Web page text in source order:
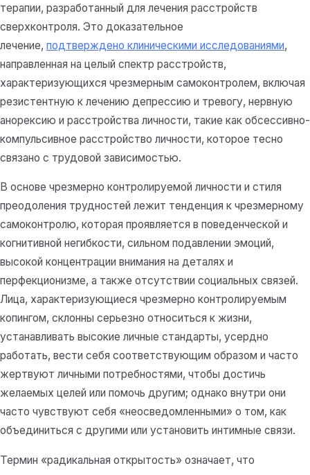
терапии, разработанный для лечения расстройств
сверхконтроля. Это доказательное
лечение, подтверждено клиническими исследованиями,
направленная на целый спектр расстройств,
характеризующихся чрезмерным самоконтролем, включая
резистентную к лечению депрессию и тревогу, нервную
анорексию и расстройства личности, такие как обсессивно-
компульсивное расстройство личности, которое тесно
связано с трудовой зависимостью.
В основе чрезмерно контролируемой личности и стиля
преодоления трудностей лежит тенденция к чрезмерному
самоконтролю, которая проявляется в поведенческой и
когнитивной негибкости, сильном подавлении эмоций,
высокой концентрации внимания на деталях и
перфекционизме, а также отсутствии социальных связей.
Лица, характеризующиеся чрезмерно контролируемым
копингом, склонны серьезно относиться к жизни,
устанавливать высокие личные стандарты, усердно
работать, вести себя соответствующим образом и часто
жертвуют личными потребностями, чтобы достичь
желаемых целей или помочь другим; однако внутри они
часто чувствуют себя «неосведомленными» о том, как
объединиться с другими или установить интимные связи.
Термин «радикальная открытость» означает, что